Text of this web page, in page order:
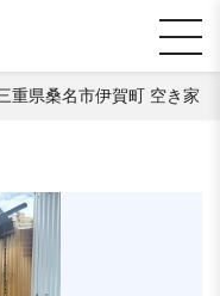
重県桑名市伊賀町 空き家